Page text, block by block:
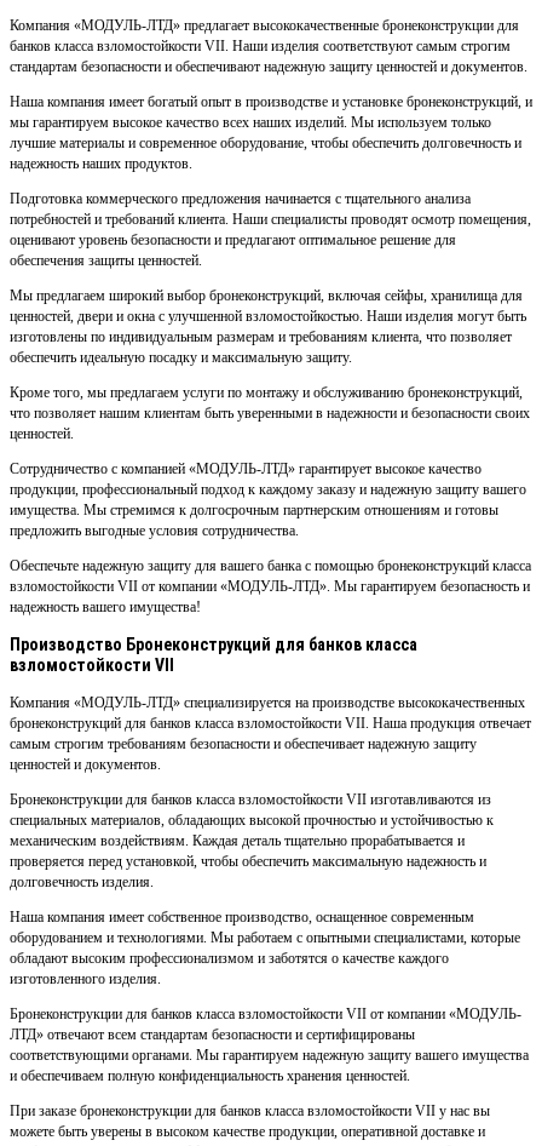
Компания «МОДУЛЬ-ЛТД» предлагает высококачественные бронеконструкции для
банков класса взломостойкости VII. Наши изделия соответствуют самым строгим
стандартам безопасности и обеспечивают надежную защиту ценностей и документов.
Наша компания имеет богатый опыт в производстве и установке бронеконструкций, и
мы гарантируем высокое качество всех наших изделий. Мы используем только
лучшие материалы и современное оборудование, чтобы обеспечить долговечность и
надежность наших продуктов.
Подготовка коммерческого предложения начинается с тщательного анализа
потребностей и требований клиента. Наши специалисты проводят осмотр помещения,
оценивают уровень безопасности и предлагают оптимальное решение для
обеспечения защиты ценностей.
Мы предлагаем широкий выбор бронеконструкций, включая сейфы, хранилища для
ценностей, двери и окна с улучшенной взломостойкостью. Наши изделия могут быть
изготовлены по индивидуальным размерам и требованиям клиента, что позволяет
обеспечить идеальную посадку и максимальную защиту.
Кроме того, мы предлагаем услуги по монтажу и обслуживанию бронеконструкций,
что позволяет нашим клиентам быть уверенными в надежности и безопасности своих
ценностей.
Сотрудничество с компанией «МОДУЛЬ-ЛТД» гарантирует высокое качество
продукции, профессиональный подход к каждому заказу и надежную защиту вашего
имущества. Мы стремимся к долгосрочным партнерским отношениям и готовы
предложить выгодные условия сотрудничества.
Обеспечьте надежную защиту для вашего банка с помощью бронеконструкций класса
взломостойкости VII от компании «МОДУЛЬ-ЛТД». Мы гарантируем безопасность и
надежность вашего имущества!
Производство Бронеконструкций для банков класса
взломостойкости VII
Компания «МОДУЛЬ-ЛТД» специализируется на производстве высококачественных
бронеконструкций для банков класса взломостойкости VII. Наша продукция отвечает
самым строгим требованиям безопасности и обеспечивает надежную защиту
ценностей и документов.
Бронеконструкции для банков класса взломостойкости VII изготавливаются из
специальных материалов, обладающих высокой прочностью и устойчивостью к
механическим воздействиям. Каждая деталь тщательно прорабатывается и
проверяется перед установкой, чтобы обеспечить максимальную надежность и
долговечность изделия.
Наша компания имеет собственное производство, оснащенное современным
оборудованием и технологиями. Мы работаем с опытными специалистами, которые
обладают высоким профессионализмом и заботятся о качестве каждого
изготовленного изделия.
Бронеконструкции для банков класса взломостойкости VII от компании «МОДУЛЬ-
ЛТД» отвечают всем стандартам безопасности и сертифицированы
соответствующими органами. Мы гарантируем надежную защиту вашего имущества
и обеспечиваем полную конфиденциальность хранения ценностей.
При заказе бронеконструкции для банков класса взломостойкости VII у нас вы
можете быть уверены в высоком качестве продукции, оперативной доставке и